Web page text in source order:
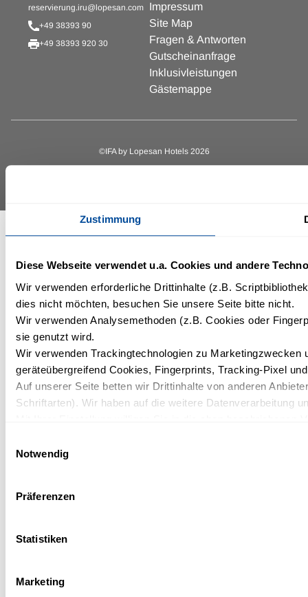
Zustimmung
Diese Webseite verwendet u.a. Cookies und andere
Wir verwenden erforderliche Drittinhalte (z.B.
dies nicht möchten, besuchen Sie unsere Seite bitte nicht.
Wir verwenden Analysemethoden (z.B. Cookies oder
sie genutzt wird.
Wir verwenden Trackingtechnologien zu
geräteübergreifend Cookies, Fingerprints, Tracking-Pixel
Auf unserer Seite betten wir Drittinhalte von anderen
Schriftarten). Wir haben auf die weitere Datenverarbeitung
Notwendig
Präferenzen
Statistiken
Marketing
reservierung.iru@lopesan.com
+49 38393 90
+49 38393 920 30
Impressum
Site Map
Fragen & Antworten
Gutscheinanfrage
Inklusivleistungen
Gästemappe
©IFA by Lopesan Hotels 2026